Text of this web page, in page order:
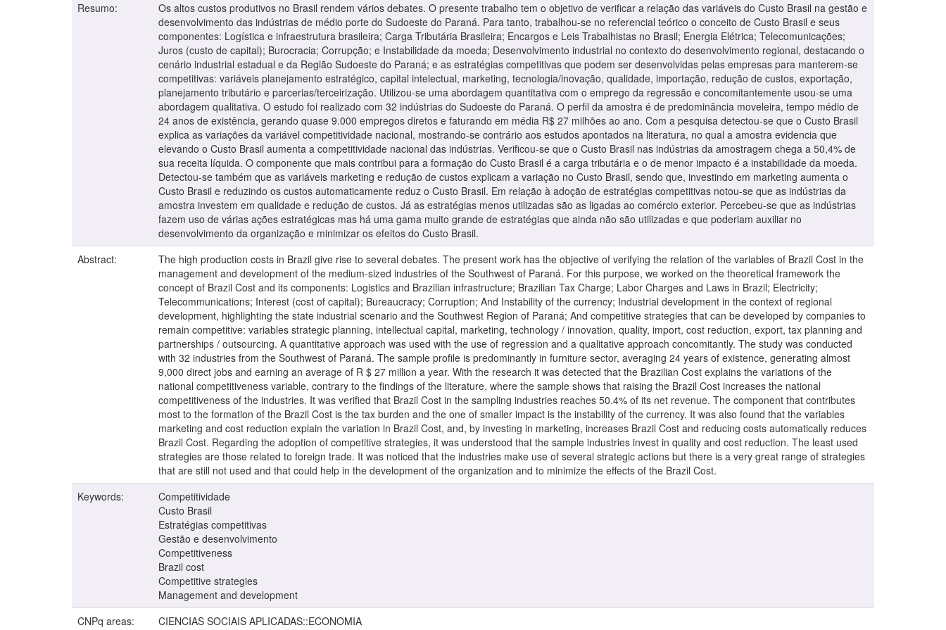
Resumo:
Os altos custos produtivos no Brasil rendem vários debates. O presente trabalho tem o objetivo de verificar a relação das variáveis do Custo Brasil na gestão e
desenvolvimento das indústrias de médio porte do Sudoeste do Paraná. Para tanto, trabalhou-se no referencial teórico o conceito de Custo Brasil e seus
componentes: Logística e infraestrutura brasileira; Carga Tributária Brasileira; Encargos e Leis Trabalhistas no Brasil; Energia Elétrica; Telecomunicações;
Juros (custo de capital); Burocracia; Corrupção; e Instabilidade da moeda; Desenvolvimento industrial no contexto do desenvolvimento regional, destacando o
cenário industrial estadual e da Região Sudoeste do Paraná; e as estratégias competitivas que podem ser desenvolvidas pelas empresas para manterem-se
competitivas: variáveis planejamento estratégico, capital intelectual, marketing, tecnologia/inovação, qualidade, importação, redução de custos, exportação,
planejamento tributário e parcerias/terceirização. Utilizou-se uma abordagem quantitativa com o emprego da regressão e concomitantemente usou-se uma
abordagem qualitativa. O estudo foi realizado com 32 indústrias do Sudoeste do Paraná. O perfil da amostra é de predominância moveleira, tempo médio de
24 anos de existência, gerando quase 9.000 empregos diretos e faturando em média R$ 27 milhões ao ano. Com a pesquisa detectou-se que o Custo Brasil
explica as variações da variável competitividade nacional, mostrando-se contrário aos estudos apontados na literatura, no qual a amostra evidencia que
elevando o Custo Brasil aumenta a competitividade nacional das indústrias. Verificou-se que o Custo Brasil nas indústrias da amostragem chega a 50,4% de
sua receita líquida. O componente que mais contribui para a formação do Custo Brasil é a carga tributária e o de menor impacto é a instabilidade da moeda.
Detectou-se também que as variáveis marketing e redução de custos explicam a variação no Custo Brasil, sendo que, investindo em marketing aumenta o
Custo Brasil e reduzindo os custos automaticamente reduz o Custo Brasil. Em relação à adoção de estratégias competitivas notou-se que as indústrias da
amostra investem em qualidade e redução de custos. Já as estratégias menos utilizadas são as ligadas ao comércio exterior. Percebeu-se que as indústrias
fazem uso de várias ações estratégicas mas há uma gama muito grande de estratégias que ainda não são utilizadas e que poderiam auxiliar no
desenvolvimento da organização e minimizar os efeitos do Custo Brasil.
Abstract:
The high production costs in Brazil give rise to several debates. The present work has the objective of verifying the relation of the variables of Brazil Cost in the
management and development of the medium-sized industries of the Southwest of Paraná. For this purpose, we worked on the theoretical framework the
concept of Brazil Cost and its components: Logistics and Brazilian infrastructure; Brazilian Tax Charge; Labor Charges and Laws in Brazil; Electricity;
Telecommunications; Interest (cost of capital); Bureaucracy; Corruption; And Instability of the currency; Industrial development in the context of regional
development, highlighting the state industrial scenario and the Southwest Region of Paraná; And competitive strategies that can be developed by companies to
remain competitive: variables strategic planning, intellectual capital, marketing, technology / innovation, quality, import, cost reduction, export, tax planning and
partnerships / outsourcing. A quantitative approach was used with the use of regression and a qualitative approach concomitantly. The study was conducted
with 32 industries from the Southwest of Paraná. The sample profile is predominantly in furniture sector, averaging 24 years of existence, generating almost
9,000 direct jobs and earning an average of R $ 27 million a year. With the research it was detected that the Brazilian Cost explains the variations of the
national competitiveness variable, contrary to the findings of the literature, where the sample shows that raising the Brazil Cost increases the national
competitiveness of the industries. It was verified that Brazil Cost in the sampling industries reaches 50.4% of its net revenue. The component that contributes
most to the formation of the Brazil Cost is the tax burden and the one of smaller impact is the instability of the currency. It was also found that the variables
marketing and cost reduction explain the variation in Brazil Cost, and, by investing in marketing, increases Brazil Cost and reducing costs automatically reduces
Brazil Cost. Regarding the adoption of competitive strategies, it was understood that the sample industries invest in quality and cost reduction. The least used
strategies are those related to foreign trade. It was noticed that the industries make use of several strategic actions but there is a very great range of strategies
that are still not used and that could help in the development of the organization and to minimize the effects of the Brazil Cost.
Keywords:
Competitividade
Custo Brasil
Estratégias competitivas
Gestão e desenvolvimento
Competitiveness
Brazil cost
Competitive strategies
Management and development
CNPq areas:
CIENCIAS SOCIAIS APLICADAS::ECONOMIA